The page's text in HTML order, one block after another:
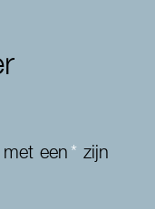
met een* zijn